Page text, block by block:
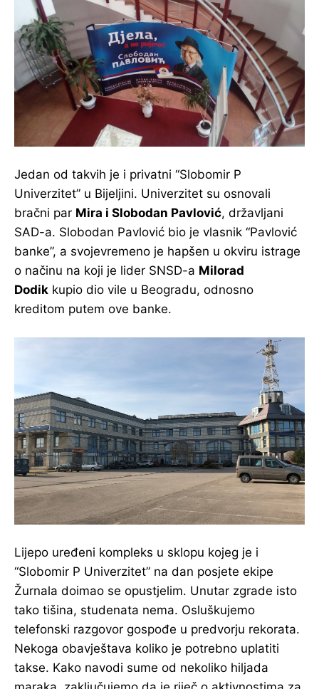
Jedan od takvih je i privatni “Slobomir P
Univerzitet” u Bijeljini. Univerzitet su osnovali
bračni par Mira i Slobodan Pavlović, državljani
SAD-a. Slobodan Pavlović bio je vlasnik “Pavlović
banke”, a svojevremeno je hapšen u okviru istrage
o načinu na koji je lider SNSD-a Milorad
Dodik kupio dio vile u Beogradu, odnosno
kreditom putem ove banke.
Lijepo uređeni kompleks u sklopu kojeg je i
“Slobomir P Univerzitet” na dan posjete ekipe
Žurnala doimao se opustjelim. Unutar zgrade isto
tako tišina, studenata nema. Osluškujemo
telefonski razgovor gospođe u predvorju rekorata.
Nekoga obavještava koliko je potrebno uplatiti
takse. Kako navodi sume od nekoliko hiljada